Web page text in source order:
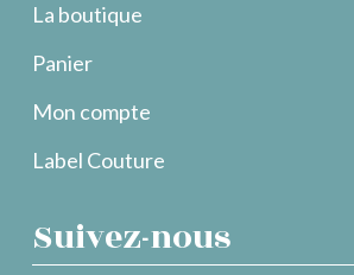
La boutique
Panier
Mon compte
Label Couture
Suivez-nous